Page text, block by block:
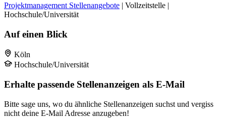
Projektmanagement Stellenangebote | Vollzeitstelle |
Hochschule/Universität
Auf einen Blick
Köln
Hochschule/Universität
Erhalte passende Stellenanzeigen als E-Mail
Bitte sage uns, wo du ähnliche Stellenanzeigen suchst und vergiss
nicht deine E-Mail Adresse anzugeben!